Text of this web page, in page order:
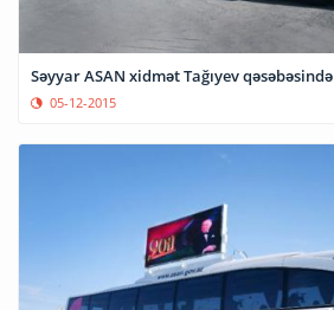
Səyyar ASAN xidmət Tağıyev qəsəbəsində
05-12-2015